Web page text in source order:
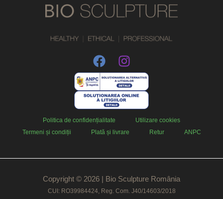
Politica de confidențialitate
Utilizare cookies
Termeni și condiții
Plată și livrare Retur ANPC
Copyright © 2026 | Bio Sculpture România
CUI: RO39984424, Reg. Com. J40/14603/2018